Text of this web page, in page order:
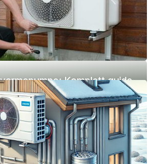
Komplett guide
og ulemper)